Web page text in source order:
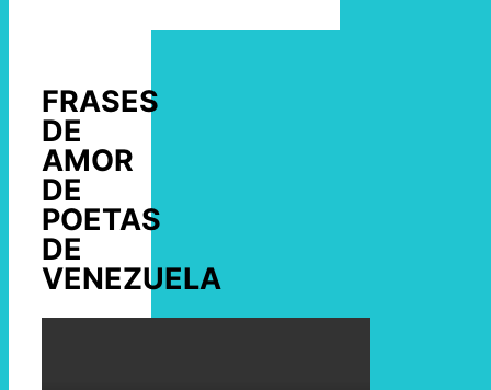
FRASES
DE
AMOR
DE
POETAS
DE
VENEZUELA